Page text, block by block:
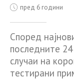
пред 6 години
Според
последните
случаи на
тестирани